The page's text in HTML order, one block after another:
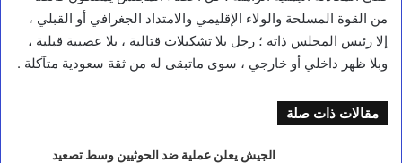
من القوة المسلحة والولاء الإقليمي والامتداد الجغرافي أو القبلي ،
إلا رئيس المجلس ذاته ؛ رجل بلا تشكيلات قتالية ، بلا عصبية قبلية ،
وبلا ظهر داخلي أو خارجي ، سوى ماتبقى له من ثقة سعودية متآكلة .
مقالات ذات صلة
الجيش يعلن عملية ضد الحوثيين وسط تصعيد